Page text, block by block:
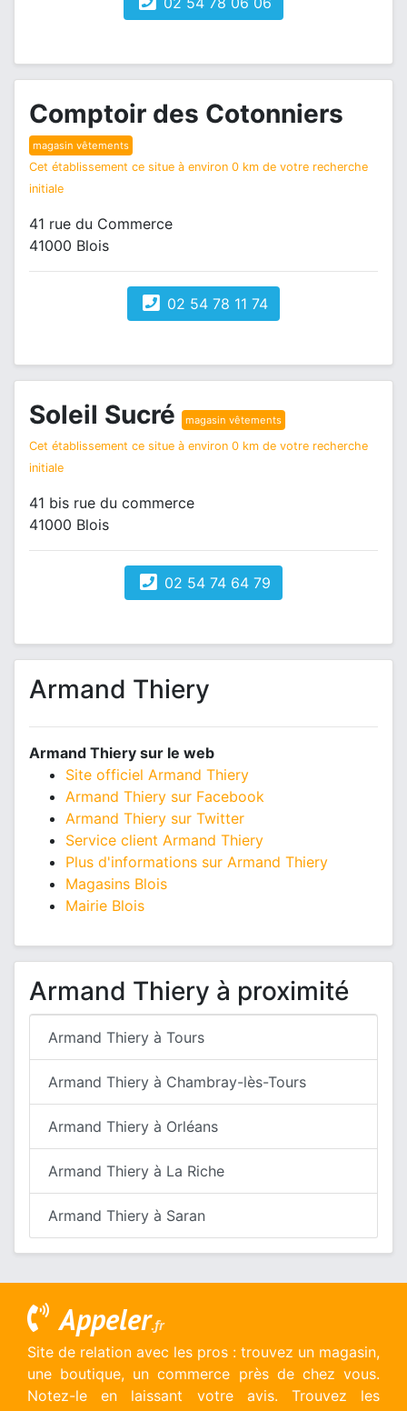
Comptoir des Cotonniers
magasin vêtements
Cet établissement ce situe à environ 0 km de votre recherche
initiale
41 rue du Commerce
41000 Blois
02 54 78 11 74
Soleil Sucré magasin vêtements
Cet établissement ce situe à environ 0 km de votre recherche
initiale
41 bis rue du commerce
41000 Blois
02 54 74 64 79
Armand Thiery
Armand Thiery sur le web
Site officiel Armand Thiery
Armand Thiery sur Facebook
Armand Thiery sur Twitter
Service client Armand Thiery
Plus d'informations sur Armand Thiery
Magasins Blois
Mairie Blois
Armand Thiery à proximité
Armand Thiery à Tours
Armand Thiery à Chambray-lès-Tours
Armand Thiery à Orléans
Armand Thiery à La Riche
Armand Thiery à Saran
Appeler.fr
Site de relation avec les pros : trouvez un magasin,
une boutique, un commerce près de chez vous.
Notez-le en laissant votre avis. Trouvez les